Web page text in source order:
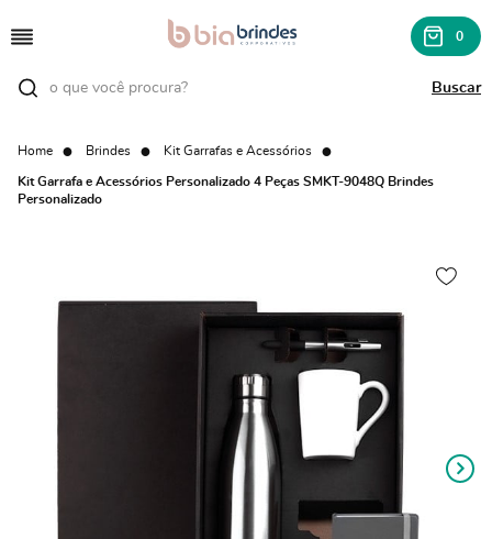
0
Home Brindes Kit Garrafas e Acessórios
Kit Garrafa e Acessórios Personalizado 4 Peças SMKT-9048Q Brindes
Personalizado